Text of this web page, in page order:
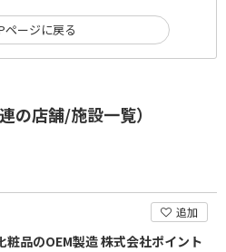
の店舗/施設一覧）
追加
粧品のOEM製造 株式会社ポイント
ページに戻る